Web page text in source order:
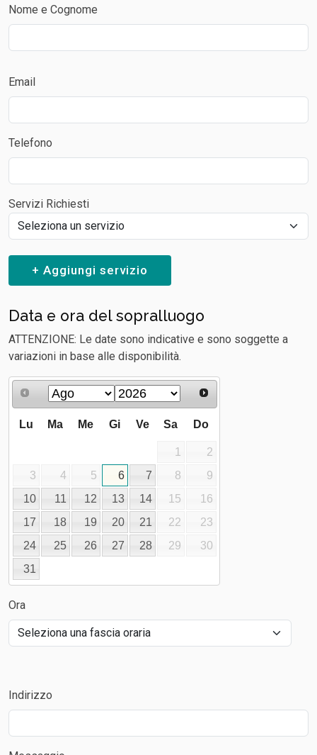
Nome e Cognome
Email
Telefono
Servizi Richiesti
+ Aggiungi servizio
Data e ora del sopralluogo
ATTENZIONE: Le date sono indicative e sono soggette a
variazioni in base alle disponibilità.
Lu Ma Me Gi Ve Sa Do
1
2
3
4 5 6 7 8
9
10
11 12 13 14 15
16
17
18 19 20 21 22
23
24
25 26 27 28 29
30
31
Ora
Indirizzo